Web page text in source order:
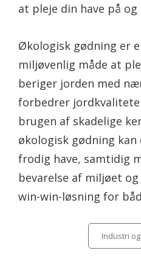
at pleje din have på
Økologisk gødning er
miljøvenlig måde at
beriger jorden med
forbedrer
brugen af skadelige
økologisk gødning kan
frodig have, samtidig
bevarelse af miljøet
win-win-løsning for
Categories
Industri